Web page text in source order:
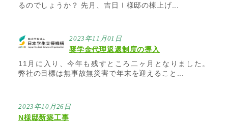
るのでしょうか？ 先月、吉日Ｉ様邸の棟上げ...
2023年11月01日
奨学金代理返還制度の導入
11月に入り、今年も残すところ二ヶ月となりました。
弊社の目標は無事故無災害で年末を迎えること...
2023年10月26日
N様邸新築工事